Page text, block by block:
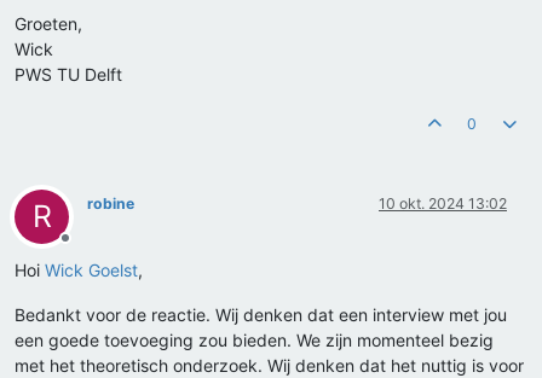
Groeten,
Wick
PWS TU Delft
0
R
Offline
robine 10 okt. 2024 13:02
Hoi Wick Goelst,
Bedankt voor de reactie. Wij denken dat een interview met jou
een goede toevoeging zou bieden. We zijn momenteel bezig
met het theoretisch onderzoek. Wij denken dat het nuttig is voor